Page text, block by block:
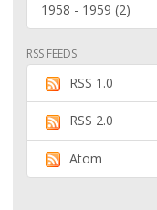
1958 - 1959 (2)
RSS FEEDS
RSS 1.0
RSS 2.0
Atom